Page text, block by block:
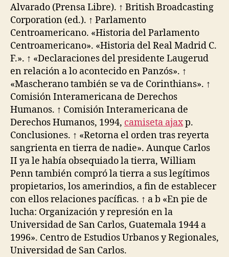
Alvarado (Prensa Libre). ↑ British Broadcasting
Corporation (ed.). ↑ Parlamento
Centroamericano. «Historia del Parlamento
Centroamericano». «Historia del Real Madrid C.
F.». ↑ «Declaraciones del presidente Laugerud
en relación a lo acontecido en Panzós». ↑
«Mascherano también se va de Corinthians». ↑
Comisión Interamericana de Derechos
Humanos. ↑ Comisión Interamericana de
Derechos Humanos, 1994, camiseta ajaxp.
Conclusiones. ↑ «Retorna el orden tras reyerta
sangrienta en tierra de nadie». Aunque Carlos
II ya le había obsequiado la tierra, William
Penn también compró la tierra a sus legítimos
propietarios, los amerindios, a fin de establecer
con ellos relaciones pacíficas. ↑ a b «En pie de
lucha: Organización y represión en la
Universidad de San Carlos, Guatemala 1944 a
1996». Centro de Estudios Urbanos y Regionales,
Universidad de San Carlos.